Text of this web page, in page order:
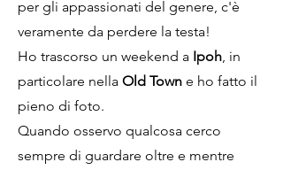
per gli appassionati del genere, c'è
veramente da perdere la testa!
Ho trascorso un weekend a Ipoh, in
particolare nella Old Town e ho fatto il
pieno di foto.
Quando osservo qualcosa cerco
sempre di guardare oltre e mentre